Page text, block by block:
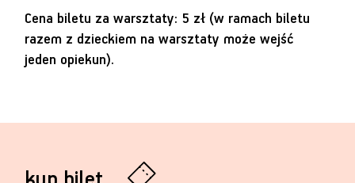
Cena biletu za warsztaty: 5 zł (w ramach biletu
razem z dzieckiem na warsztaty może wejść
jeden opiekun).